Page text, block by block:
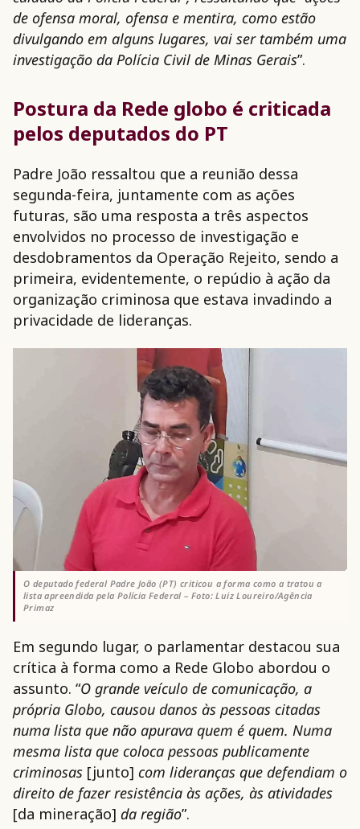
de ofensa moral, ofensa e mentira, como estão
divulgando em alguns lugares, vai ser também uma
investigação da Polícia Civil de Minas Gerais”.
Postura da Rede globo é criticada
pelos deputados do PT
Padre João ressaltou que a reunião dessa
segunda-feira, juntamente com as ações
futuras, são uma resposta a três aspectos
envolvidos no processo de investigação e
desdobramentos da Operação Rejeito, sendo a
primeira, evidentemente, o repúdio à ação da
organização criminosa que estava invadindo a
privacidade de lideranças.
O deputado federal Padre João (PT) criticou a forma como a tratou a
lista apreendida pela Polícia Federal – Foto: Luiz Loureiro/Agência
Primaz
Em segundo lugar, o parlamentar destacou sua
crítica à forma como a Rede Globo abordou o
assunto. “O grande veículo de comunicação, a
própria Globo, causou danos às pessoas citadas
numa lista que não apurava quem é quem. Numa
mesma lista que coloca pessoas publicamente
criminosas [junto] com lideranças que defendiam o
direito de fazer resistência às ações, às atividades
[da mineração] da região”.